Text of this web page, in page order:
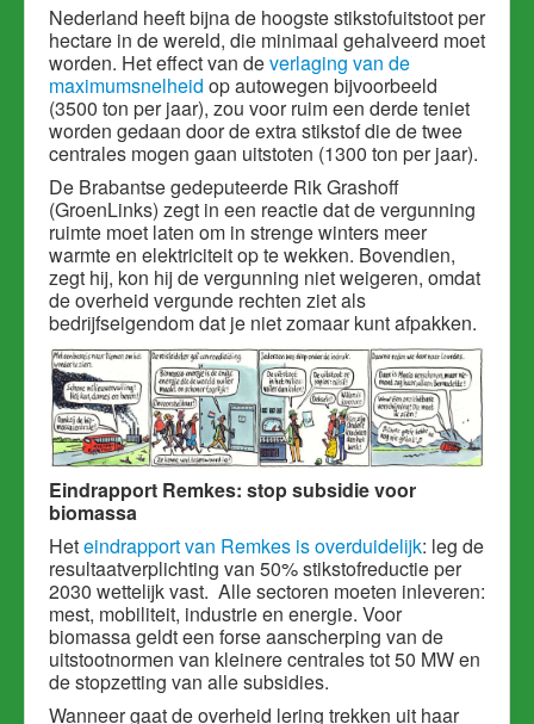
Nederland heeft bijna de hoogste stikstofuitstoot per
hectare in de wereld, die minimaal gehalveerd moet
worden. Het effect van deverlaging van de
maximumsnelheid op autowegen bijvoorbeeld
(3500 ton per jaar), zou voor ruim een derde teniet
worden gedaan door de extra stikstof die de twee
centrales mogen gaan uitstoten (1300 ton per jaar).
De Brabantse gedeputeerde Rik Grashoff
(GroenLinks) zegt in een reactie dat de vergunning
ruimte moet laten om in strenge winters meer
warmte en elektriciteit op te wekken. Bovendien,
zegt hij, kon hij de vergunning niet weigeren, omdat
de overheid vergunde rechten ziet als
bedrijfseigendom dat je niet zomaar kunt afpakken.
Eindrapport Remkes: stop subsidie voor
biomassa
Heteindrapport van Remkes is overduidelijk: leg de
resultaatverplichting van 50% stikstofreductie per
2030 wettelijk vast. Alle sectoren moeten inleveren:
mest, mobiliteit, industrie en energie. Voor
biomassa geldt een forse aanscherping van de
uitstootnormen van kleinere centrales tot 50 MW en
de stopzetting van alle subsidies.
Wanneer gaat de overheid lering trekken uit haar